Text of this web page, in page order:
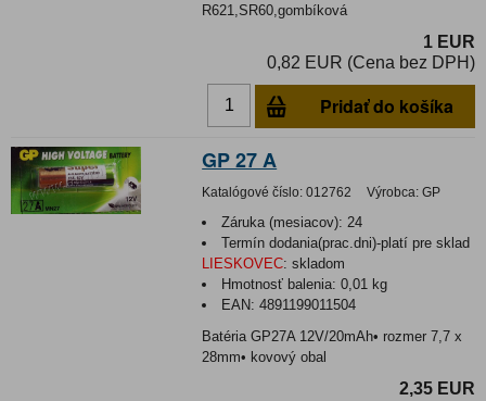
R621,SR60,gombíková
1 EUR
0,82 EUR (Cena bez DPH)
Pridať do košíka
GP 27 A
Katalógové číslo: 012762 Výrobca: GP
Záruka (mesiacov): 24
Termín dodania(prac.dni)-platí pre sklad
LIESKOVEC: skladom
Hmotnosť balenia:0,01 kg
EAN:4891199011504
Batéria GP27A 12V/20mAh• rozmer 7,7 x
28mm• kovový obal
2,35 EUR